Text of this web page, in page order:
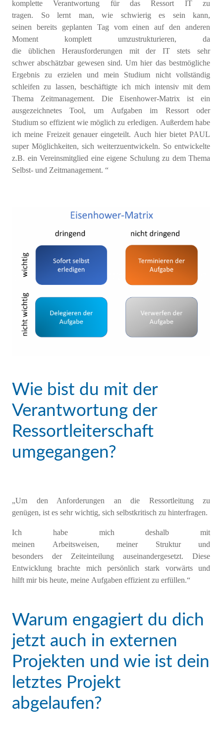
komplette Verantwortung für das Ressort ITzu
tragen. So lernt man, wie schwierig es sein kann,
seinen bereitsgeplanten Tag vomeinen auf den anderen
Moment komplett umzustrukturieren, da
die üblichen Herausforderungen mit der ITstets sehr
schwerabschätzbar gewesen sind. Um hier das bestmögliche
Ergebnis zu erzielen undmein Studium nicht vollständig
schleifen zu lassen, beschäftigte ich mich intensiv mit dem
Thema Zeitmanagement. DieEisenhower-Matrixist ein
ausgezeichnetesTool, um Aufgabenim Ressortoder
Studium so effizient wie möglich zu erledigen. Außerdem habe
ich meine Freizeit genauer eingeteilt. Auch hier bietet PAUL
super Möglichkeiten, sich weiterzuentwickeln. So entwickelte
z.B. ein Vereinsmitglied eine eigene Schulung zu dem Thema
Selbst- und Zeitmanagement. “
Wie bist du mit der
Verantwortung der
Ressortleiterschaft
umgegangen?
„Um den Anforderungen an die Ressortleitung zu
genügen, ist es sehrwichtig, sich selbstkritisch zu hinterfragen.
Ich habe mich deshalb
mit
meinen Arbeitsweisen, meinerStruktur und
besonders derZeiteinteilung auseinandergesetzt. Diese
Entwicklung brachte mich persönlich stark vorwärts und
hilft mirbis heute, meine Aufgaben effizient zu erfüllen.“
Warum engagiert du dich
jetzt auch in externen
Projekten und wie ist dein
letztes Projekt
abgelaufen?